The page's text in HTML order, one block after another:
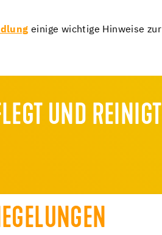
einige wichtige Hinweise zur
UND REINIGT